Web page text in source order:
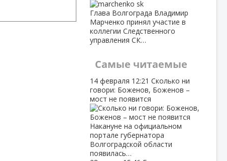
Глава Волгограда Владимир
Марченко принял участие в
коллегии Следственного
управления СК…
Самые читаемые
14 февраля 12:21 Сколько ни
говори: Боженов, Боженов –
мост не появится
Накануне на официальном
портале губернатора
Волгоградской области
появилась…